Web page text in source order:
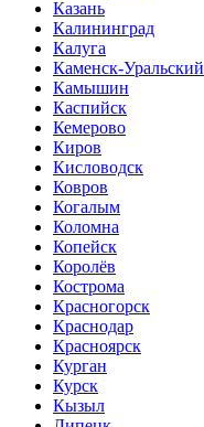
Казань
Калининград
Калуга
Каменск-Уральский
Камышин
Каспийск
Кемерово
Киров
Кисловодск
Ковров
Когалым
Коломна
Копейск
Королёв
Кострома
Красногорск
Краснодар
Красноярск
Курган
Курск
Кызыл